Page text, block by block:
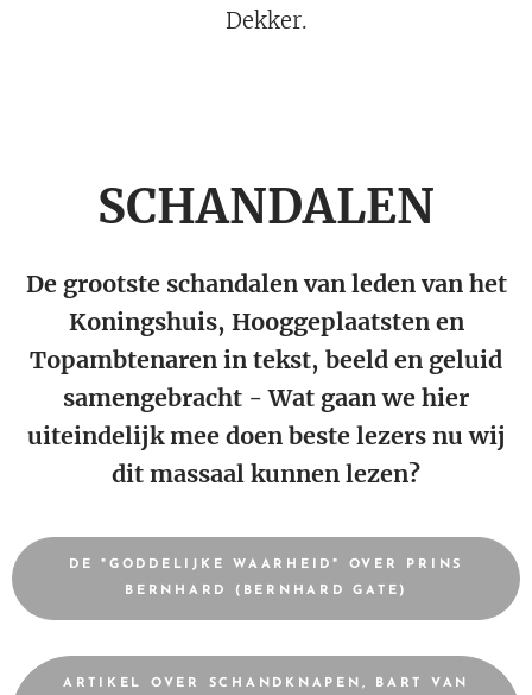
Dekker.
SCHANDALEN
De grootste schandalen van leden van het
Koningshuis, Hooggeplaatsten en
Topambtenaren in tekst, beeld en geluid
samengebracht - Wat gaan we hier
uiteindelijk mee doen beste lezers nu wij
dit massaal kunnen lezen?
DE "GODDELIJKE WAARHEID" OVER PRINS
BERNHARD (BERNHARD GATE)
ARTIKEL OVER SCHANDKNAPEN, BART VAN